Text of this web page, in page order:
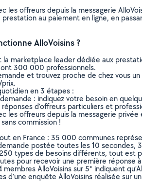
les offreurs depuis la messagerie
au paiement en ligne, en
AlloVoisins ?
la marketplace leader dédiée aux
300 000 professionnels.
et trouvez proche de chez vous
en 3 étapes :
: indiquez votre besoin en
réponses d’offreurs particuliers et
les offreurs depuis la messagerie
commission !
en France : 35 000 communes
postée toutes les 10 secondes,
types de besoins différents, tout est
pour recevoir une première réponse
membres AlloVoisins sur 5* indiquent
d’une enquête AlloVoisins réalisée sur